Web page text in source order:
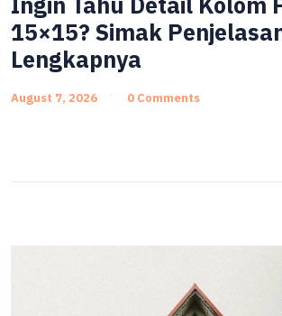
15×15? Simak
Lengkapnya
August 7, 2026 0 Comments